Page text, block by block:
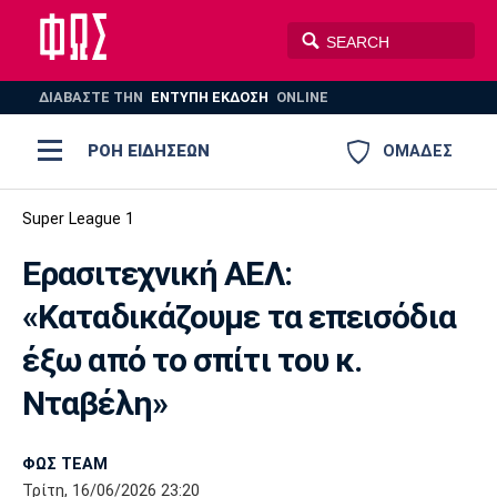
ΔΙΑΒΑΣΤΕ THN ΕΝΤΥΠΗ ΕΚΔΟΣΗ ONLINE
ΟΜΑΔΕΣ
ΡΟΗ ΕΙΔΗΣΕΩΝ
ΠΟΔΟΣΦΑΙΡΟ
ΠΟΛΟ
AUTO-MOTO PLUS
Ποδόσφαιρο
Super League 1
Super League 2
Γ Εθνική
Μπάσκετ
Ελλάδα
Εθνική
Ολυμπιακοί Αγώνες
Βόλεϊ
Ολυμπιακός ΑΕΚ ΠΑΟΚ
Super League 1
Ερασιτεχνική ΑΕΛ:
«Καταδικάζουμε τα επεισόδια
έξω από το σπίτι του κ.
Νταβέλη»
ΦΩΣ TEAM
Τρίτη, 16/06/2026 23:20